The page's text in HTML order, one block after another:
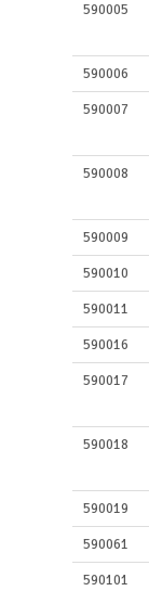
590005
590006
590007
590008
590009
590010
590011
590016
590017
590018
590019
590061
590101